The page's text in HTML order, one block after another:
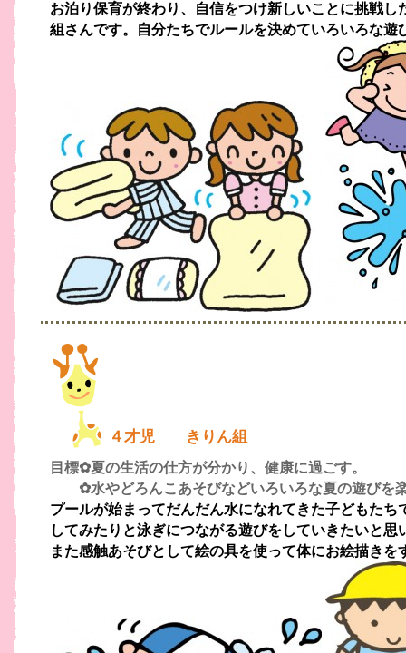
お泊り保育が終わり、自信をつけ新しいことに挑戦
組さんです。自分たちでルールを決めていろいろな遊
４才児 きりん組
目標✿夏の生活の仕方が分かり、健康に過ごす。
✿水やどろんこあそびなどいろいろな夏の遊びを
プールが始まってだんだん水になれてきた子どもた
してみたりと泳ぎにつながる遊びをしていきたいと思
また感触あそびとして絵の具を使って体にお絵描き